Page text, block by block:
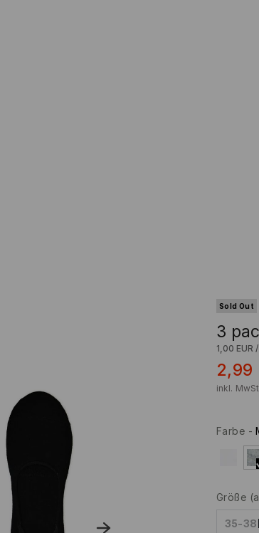
Sold Out
3
1,00 EUR /
2,99
inkl.
Farbe -
Größe
35-38